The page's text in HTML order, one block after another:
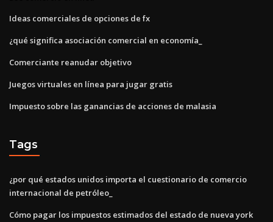
Ideas comerciales de opciones de fx
¿qué significa asociación comercial en economía_
Comerciante reanudar objetivo
Juegos virtuales en línea para jugar gratis
Impuesto sobre las ganancias de acciones de malasia
Tags
¿por qué estados unidos importa el cuestionario de comercio
internacional de petróleo_
Cómo pagar los impuestos estimados del estado de nueva york